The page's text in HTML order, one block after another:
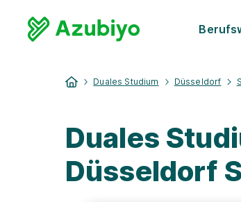
Duales Studium Düsseldorf
Duales
Düsseldorf